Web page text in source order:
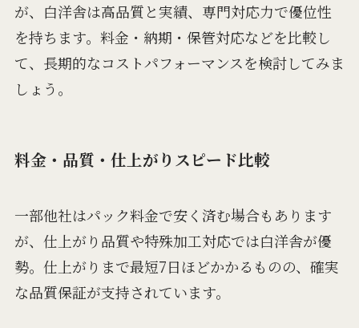
が、白洋舎は高品質と実績、専門対応力で優位性
を持ちます。料金・納期・保管対応などを比較し
て、長期的なコストパフォーマンスを検討してみま
しょう。
料金・品質・仕上がりスピード比較
一部他社はパック料金で安く済む場合もあります
が、仕上がり品質や特殊加工対応では白洋舎が優
勢。仕上がりまで最短7日ほどかかるものの、確実
な品質保証が支持されています。